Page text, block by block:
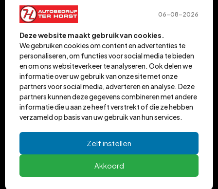
06-08-2026
Deze website maakt gebruik van cookies.
We gebruiken cookies om content en advertenties te
personaliseren, om functies voor social media te bieden
en om ons websiteverkeer te analyseren. Ook delen we
informatie over uw gebruik van onze site met onze
partners voor social media, adverteren en analyse. Deze
partners kunnen deze gegevens combineren met andere
informatie die u aan ze heeft verstrekt of die ze hebben
verzameld op basis van uw gebruik van hun services.
Zelf instellen
Akkoord
Autobedrijf Ter Horst
Veneweg 107
7946 LH Wanneperveen
KvK 05063761
0522-281441
Werkplaats
Ma. - Vr. 08.00 - 17.00